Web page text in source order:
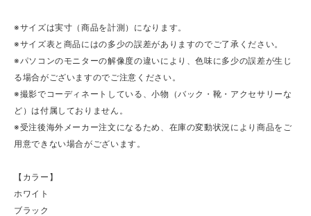
※サイズは実寸（商品を計測）になります。
※サイズ表と商品にはの多少の誤差がありますのでご了承ください。
※パソコンのモニターの解像度の違いにより、色味に多少の誤差が生じ
る場合がございますのでご注意ください。
※撮影でコーディネートしている、小物（バック・靴・アクセサリーな
ど）は付属しておりません。
※受注後海外メーカー注文になるため、在庫の変動状況により商品をご
用意できない場合がございます。
【カラー】
ホワイト
ブラック